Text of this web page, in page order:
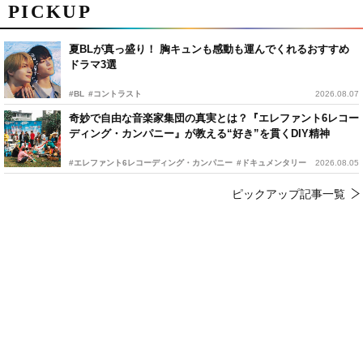
PICKUP
夏BLが真っ盛り！ 胸キュンも感動も運んでくれるおすすめ
ドラマ3選
#BL #コントラスト 2026.08.07
奇妙で自由な音楽家集団の真実とは？『エレファント6レコー
ディング・カンパニー』が教える“好き”を貫くDIY精神
#エレファント6レコーディング・カンパニー #ドキュメンタリー 2026.08.05
ピックアップ記事一覧